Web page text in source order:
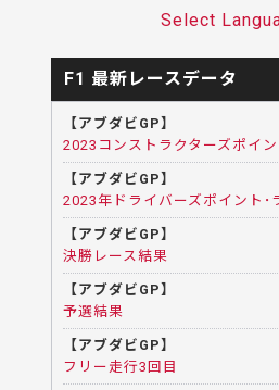
Select
F1 最新レースデータ
【アブダビGP】
2023コンストラクターズポイ
【アブダビGP】
2023年ドライバーズポイント･
【アブダビGP】
決勝レース結果
【アブダビGP】
予選結果
【アブダビGP】
フリー走行3回目